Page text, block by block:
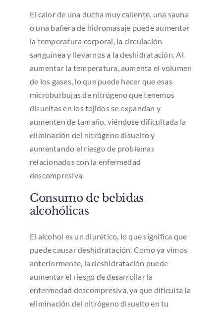
El calor de una ducha muy caliente, una sauna
o una bañera de hidromasaje puede aumentar
la temperatura corporal, la circulación
sanguínea y llevarnos a la deshidratación. Al
aumentar la temperatura, aumenta el volumen
de los gases, lo que puede hacer que esas
microburbujas de nitrógeno que tenemos
disueltas en los tejidos se expandan y
aumenten de tamaño, viéndose dificultada la
eliminación del nitrógeno disuelto y
aumentando el riesgo de problemas
relacionados con la enfermedad
descompresiva.
Consumo de bebidas
alcohólicas
El alcohol es un diurético, lo que significa que
puede causar deshidratación. Como ya vimos
anteriormente, la deshidratación puede
aumentar el riesgo de desarrollar la
enfermedad descompresiva, ya que dificulta la
eliminación del nitrógeno disuelto en tu